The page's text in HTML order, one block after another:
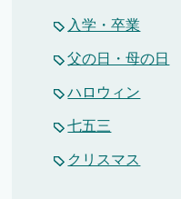
入学・卒業
父の日・母の日
ハロウィン
七五三
クリスマス